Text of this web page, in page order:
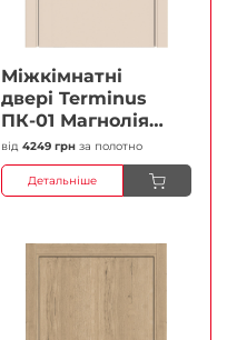
Міжкімнатні
двері Terminus
ПК-01 Магнолія
Глухі Плівка
від 4249 грн за полотно
Детальніше